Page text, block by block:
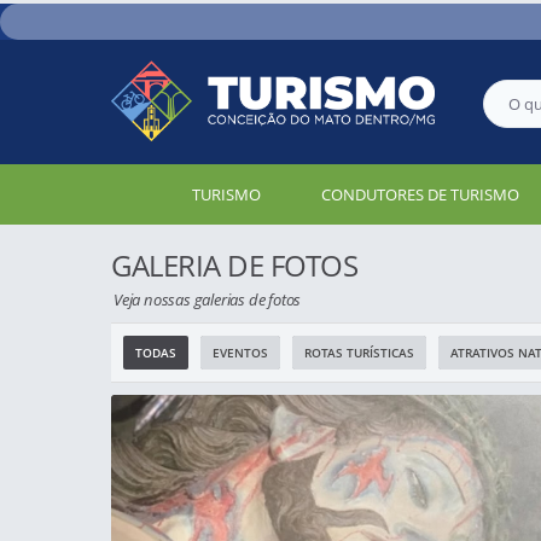
TURISMO CONDUTORES DE TURISMO
GALERIA DE FOTOS
Veja nossas galerias de fotos
TODAS EVENTOS ROTAS TURÍSTICAS ATRATIVOS